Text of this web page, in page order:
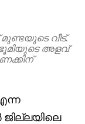
വീട്.
അളവ്